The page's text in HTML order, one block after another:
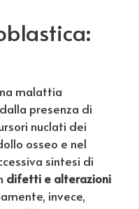
malattia
presenza di
nuclati dei
osseo e nel
sintesi di
difetti e alterazioni
invece,